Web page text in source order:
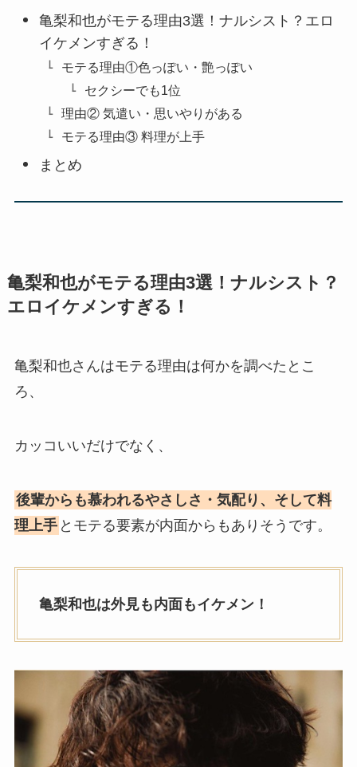
亀梨和也がモテる理由3選！ナルシスト？エロ
イケメンすぎる！
モテる理由①色っぽい・艶っぽい
セクシーでも1位
理由② 気遣い・思いやりがある
モテる理由③ 料理が上手
まとめ
亀梨和也がモテる理由3選！ナルシスト？
エロイケメンすぎる！
亀梨和也さんはモテる理由は何かを調べたとこ
ろ、
カッコいいだけでなく、
後輩からも慕われるやさしさ・気配り、そして料
理上手 とモテる要素が内面からもありそうです。
亀梨和也は外見も内面もイケメン！